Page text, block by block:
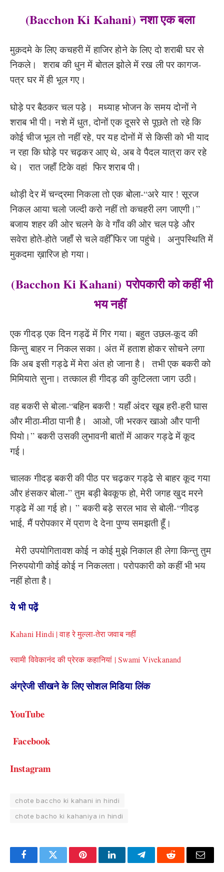
(Bacchon Ki Kahani)नशा एक बला
मुक़दमे के लिए कचहरी में हाजिर होने के लिए दो शराबी घर से
निकले। शराब की धुन में बोतल झोले में रख ली पर कागज-
पत्र घर में ही भूल गए।
घोड़े पर बैठकर चल पड़े। मध्याह भोजन के समय दोनों ने
शराब भी पी। नशे में धुत, दोनों एक दूसरे से पूछते तो रहे कि
कोई चीज भूल तो नहीं रहे, पर यह दोनों में से किसी को भी याद
न रहा कि घोड़े पर चढ़कर आए थे, अब वे पैदल यात्रा कर रहे
थे। रात जहाँ टिके वहां फिर शराब पी।
थोड़ी देर में चन्द्रमा निकला तो एक बोला-“अरे यार ! सूरज
निकल आया चलो जल्दी करो नहीं तो कचहरी लग जाएगी।”
बजाय शहर की ओर चलने के वे गाँव की ओर चल पड़े और
सवेरा होते-होते जहाँ से चले वहीँ फिर जा पहुंचे। अनुपस्थिति में
मुकदमा ख़ारिज हो गया।
(Bacchon Ki Kahani)परोपकारी को कहीं भी
भय नहीं
एक गीदड़ एक दिन गड्ढें में गिर गया। बहुत उछल-कूद की
किन्तु बाहर न निकल सका। अंत में हताश होकर सोचने लगा
कि अब इसी गड्ढे में मेरा अंत हो जाना है। तभी एक बकरी को
मिमियाते सुना। तत्काल ही गीदड़ की कुटिलता जाग उठी।
वह बकरी से बोला-“बहिन बकरी ! यहाँ अंदर खूब हरी-हरी घास
और मीठा-मीठा पानी है। आओ, जी भरकर खाओ और पानी
पियो।” बकरी उसकी लुभावनी बातों में आकर गड्ढे में कूद
गई।
चालक गीदड़ बकरी की पीठ पर चढ़कर गड्ढे से बाहर कूद गया
और हंसकर बोला-” तुम बड़ी बेवकूफ हो, मेरी जगह खुद मरने
गड्ढे में आ गई हो। ” बकरी बड़े सरल भाव से बोली-“गीदड़
भाई, मैं परोपकार में प्राण दे देना पुण्य समझती हूँ।
मेरी उपयोगितावश कोई न कोई मुझे निकाल ही लेगा किन्तु तुम
निरुपयोगी कोई कोई न निकलता। परोपकारी को कहीं भी भय
नहीं होता है।
ये भी पढ़ें
Kahani Hindi | वाह रे मुल्ला-तेरा जवाब नहीं
स्वामी विवेकानंद की प्रेरक कहानियां | Swami Vivekanand
अंग्रेजी सीखने के लिए सोशल मिडिया लिंक
YouTube
Facebook
Instagram
chote baccho ki kahani in hindi
chote bacho ki kahaniya in hindi
FacebookTwitter PinterestLinkedInTelegramReddit Email